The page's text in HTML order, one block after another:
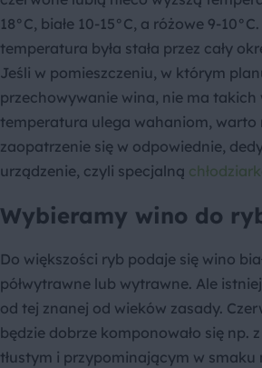
18°C, białe 10-15°C, a różowe 9-
temperatura była stała przez cały
Jeśli w pomieszczeniu, w którym
przechowywanie wina, nie ma takich
temperatura ulega wahaniom, warto
zaopatrzenie się w odpowiednie,
urządzenie, czyli specjalną
Wybieramy wino do
Do większości ryb podaje się wino
półwytrawne lub wytrawne. Ale
od tej znanej od wieków zasady.
będzie dobrze komponowało się np.
tłustym i przypominającym w smaku